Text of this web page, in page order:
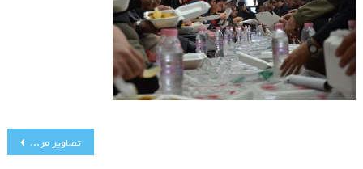
تصاویر مراسم اربعین حسینی